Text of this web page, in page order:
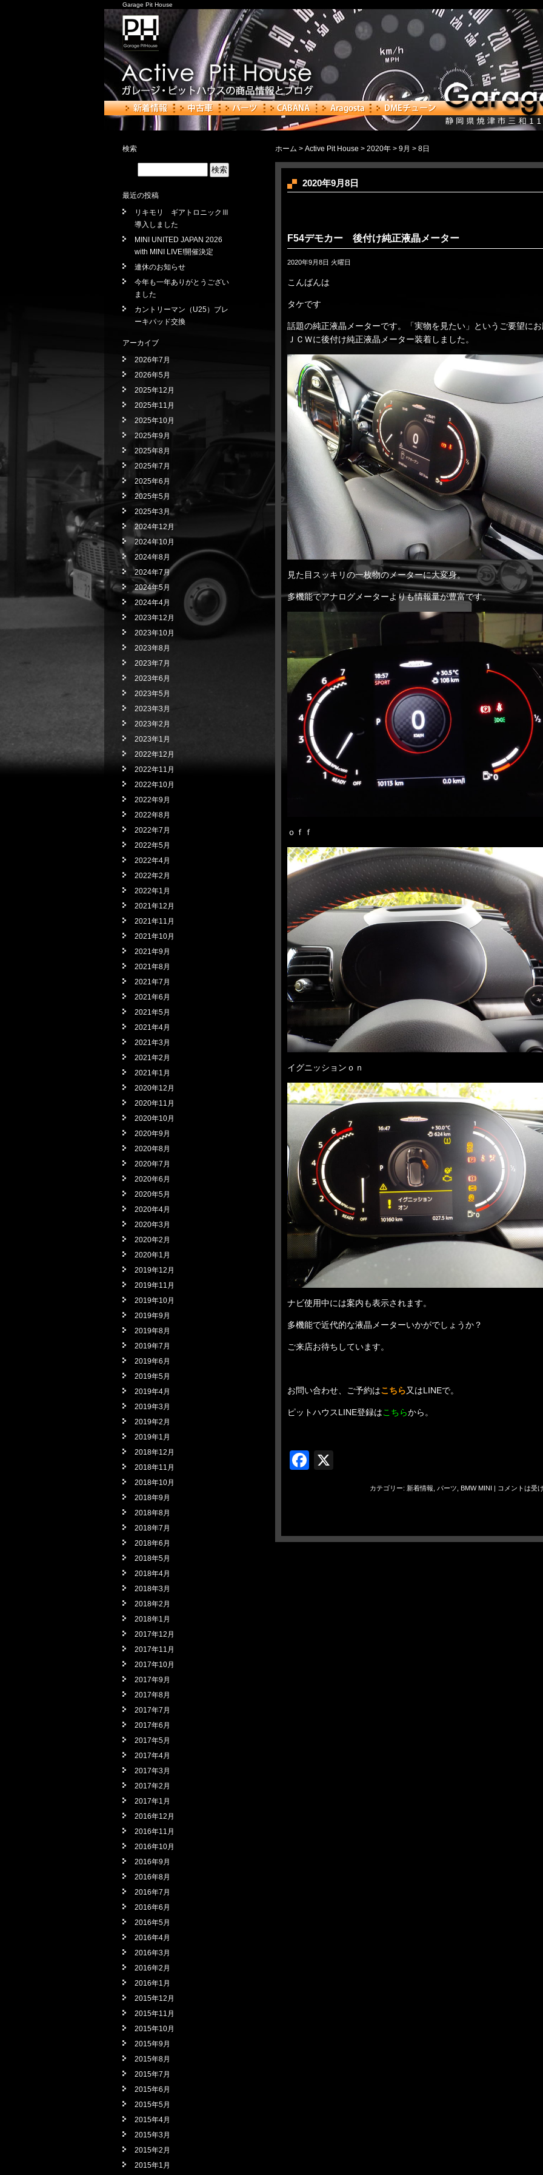
Garage Pit House
ホーム > Active Pit House > 2020年 > 9月 > 8日
2020年9月8日
F54デモカー 後付け純正液晶メーター
2020年9月8日 火曜日
こんばんは
タケです
話題の純正液晶メーターです。「実物を見たい」というご要望に
ＪＣＷに後付け純正液晶メーター装着しました。
見た目スッキリの一枚物のメーターに大変身。
多機能でアナログメーターよりも情報量が豊富です。
ｏｆｆ
イグニッションｏｎ
ナビ使用中には案内も表示されます。
多機能で近代的な液晶メーターいかがでしょうか？
ご来店お待ちしています。
お問い合わせ、ご予約はこちら又はLINEで。
ピットハウスLINE登録はこちらから。
Facebook
カテゴリー: 新着情報 パーツ BMW MINI | コメントは受
検索
最近の投稿
リキモリ ギアトロニックⅢ
導入しました
MINI UNITED JAPAN 2026
with MINI LIVE!開催決定
連休のお知らせ
今年も一年ありがとうござい
ました
カントリーマン（U25）ブレ
ーキパッド交換
アーカイブ
2026年7月
2026年5月
2025年12月
2025年11月
2025年10月
2025年9月
2025年8月
2025年7月
2025年6月
2025年5月
2025年3月
2024年12月
2024年10月
2024年8月
2024年7月
2024年5月
2024年4月
2023年12月
2023年10月
2023年8月
2023年7月
2023年6月
2023年5月
2023年3月
2023年2月
2023年1月
2022年12月
2022年11月
2022年10月
2022年9月
2022年8月
2022年7月
2022年5月
2022年4月
2022年2月
2022年1月
2021年12月
2021年11月
2021年10月
2021年9月
2021年8月
2021年7月
2021年6月
2021年5月
2021年4月
2021年3月
2021年2月
2021年1月
2020年12月
2020年11月
2020年10月
2020年9月
2020年8月
2020年7月
2020年6月
2020年5月
2020年4月
2020年3月
2020年2月
2020年1月
2019年12月
2019年11月
2019年10月
2019年9月
2019年8月
2019年7月
2019年6月
2019年5月
2019年4月
2019年3月
2019年2月
2019年1月
2018年12月
2018年11月
2018年10月
2018年9月
2018年8月
2018年7月
2018年6月
2018年5月
2018年4月
2018年3月
2018年2月
2018年1月
2017年12月
2017年11月
2017年10月
2017年9月
2017年8月
2017年7月
2017年6月
2017年5月
2017年4月
2017年3月
2017年2月
2017年1月
2016年12月
2016年11月
2016年10月
2016年9月
2016年8月
2016年7月
2016年6月
2016年5月
2016年4月
2016年3月
2016年2月
2016年1月
2015年12月
2015年11月
2015年10月
2015年9月
2015年8月
2015年7月
2015年6月
2015年5月
2015年4月
2015年3月
2015年2月
2015年1月